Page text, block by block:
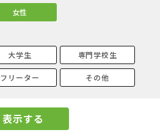
女性
大学生 専門学校生
フリーター その他
表示する